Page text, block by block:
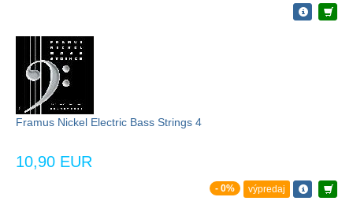
Framus Nickel Electric Bass Strings 4
10,90 EUR
- 0% výpredaj